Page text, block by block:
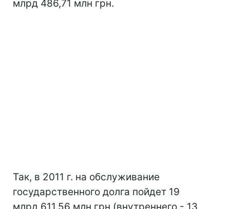
млрд 486,71 млн грн.
Так, в 2011 г. на обслуживание
государственного долга пойдет 19